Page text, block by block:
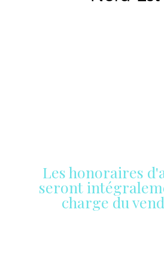
Les honoraires
seront
charge du